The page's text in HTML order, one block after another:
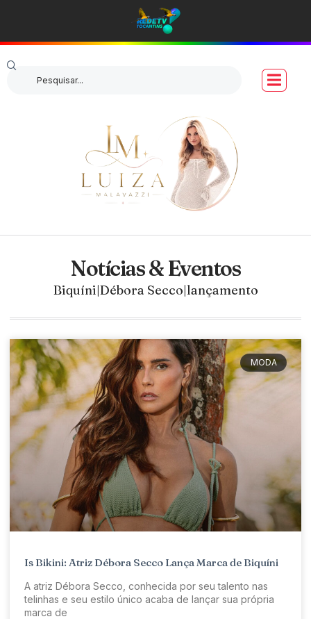
Notícias & Eventos
Biquíni|Débora Secco|lançamento
MODA
Is Bikini: Atriz Débora Secco Lança Marca de Biquíni
A atriz Débora Secco, conhecida por seu talento nas
telinhas e seu estilo único acaba de lançar sua própria
marca de